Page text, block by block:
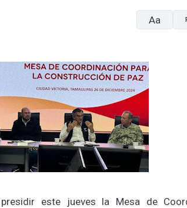
Aa
este jueves la Mesa de